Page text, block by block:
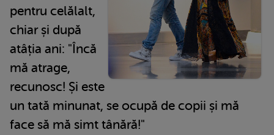
pentru celălalt,
chiar și după
atâția ani: "Încă
mă atrage,
recunosc! Și este
un tată minunat, se ocupă de copii și mă
face să mă simt tânără!"